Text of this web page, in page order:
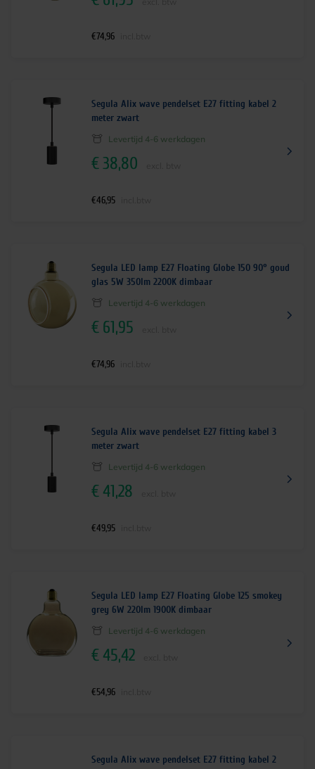
€74,96
Segula Alix wave pendelset E27 fitting kabel 2
meter zwart
Levertijd 4-6 werkdagen
€38,80
€46,95
Segula LED lamp E27 Floating Globe 150 90° goud
glas 5W 350lm 2200K dimbaar
Levertijd 4-6 werkdagen
€ 61,95
€74,96
Segula Alix wave pendelset E27 fitting kabel 3
meter zwart
Levertijd 4-6 werkdagen
€ 41,28
€49,95
Segula LED lamp E27 Floating Globe 125 smokey
grey 6W 220lm 1900K dimbaar
Levertijd 4-6 werkdagen
€ 45,42
€54,96
Segula Alix wave pendelset E27 fitting kabel 2